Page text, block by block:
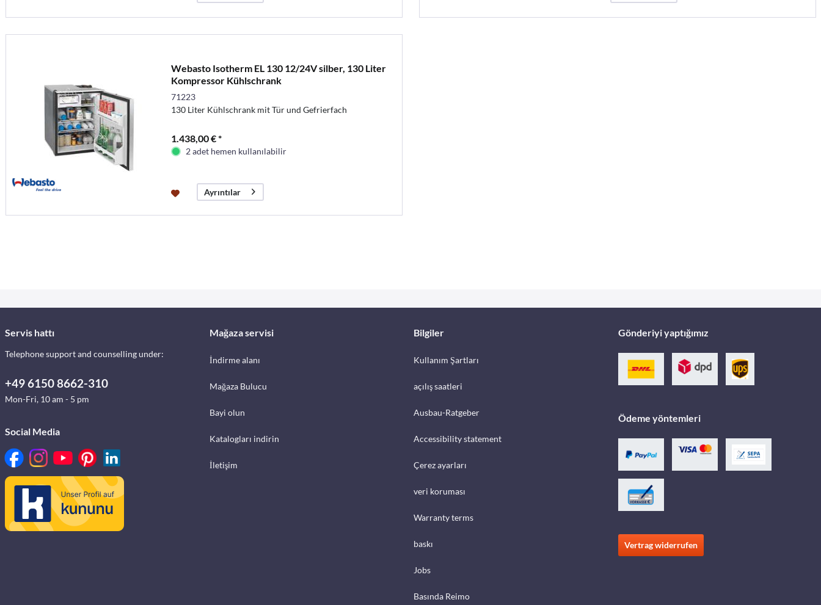
Webasto Isotherm EL 130 12/24V silber, 130 Liter
Kompressor Kühlschrank
71223
130 Liter Kühlschrank mit Tür und Gefrierfach
1.438,00 € *
2 adet hemen kullanılabilir
Ayrıntılar
Servis hattı
Telephone support and counselling under:
+49 6150 8662-310
Mon-Fri, 10 am - 5 pm
Social Media
Mağaza servisi
İndirme alanı
Mağaza Bulucu
Bayi olun
Katalogları indirin
İletişim
Bilgiler
Kullanım Şartları
açılış saatleri
Ausbau-Ratgeber
Accessibility statement
Çerez ayarları
veri koruması
Warranty terms
baskı
Jobs
Basında Reimo
Gönderiyi yaptığımız
Ödeme yöntemleri
Vertrag widerrufen